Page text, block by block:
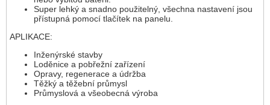
Super lehký a snadno použitelný, všechna nastavení jsou
přístupná pomocí tlačítek na panelu.
APLIKACE:
Inženýrské stavby
Loděnice a pobřežní zařízení
Opravy, regenerace a údržba
Těžký a těžební průmysl
Průmyslová a všeobecná výroba